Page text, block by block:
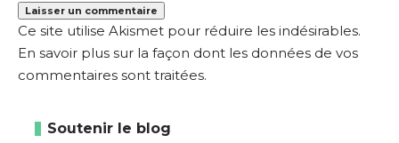
Ce site utilise Akismet pour réduire les indésirables.
En savoir plus sur la façon dont les données de vos
commentaires sont traitées.
Soutenir le blog